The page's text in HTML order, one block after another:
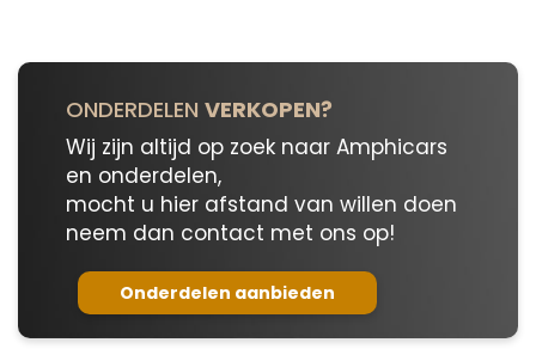
ONDERDELEN VERKOPEN?
Wij zijn altijd op zoek naar Amphicars
en onderdelen,
mocht u hier afstand van willen doen
neem dan contact met ons op!
Onderdelen aanbieden